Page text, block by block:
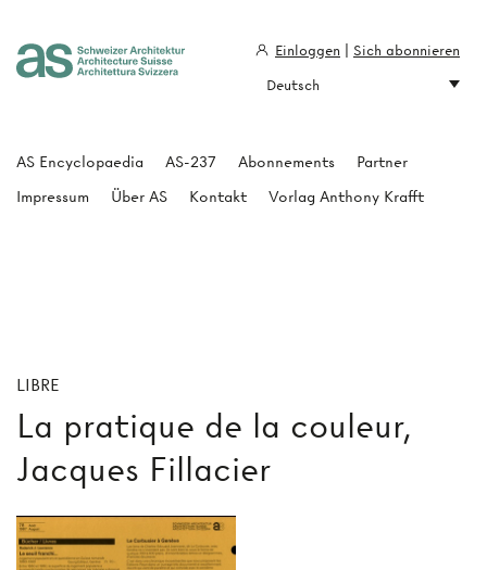
LIBRE
La pratique de la couleur,
Jacques Fillacier
AS Encyclopaedia AS-237 Abonnements
Partner
Impressum
Über AS Kontakt Vorlag Anthony Krafft
Einloggen
Sich abonnieren
Deutsch